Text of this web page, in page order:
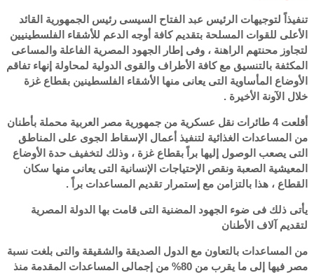
تنفيذاً لتوجيهات الرئيس عبد الفتاح السيسى رئيس الجمهورية القائد
الأعلى للقوات المسلحة بتقديم كافة أوجه الدعم للأشقاء الفلسطينيين
لتجاوز محنتهم الراهنة ، وفى إطار الجهود المصرية الفاعلة والمساعى
المكثفة بالتنسيق مع كافة الأطراف والقوى الدولية لمحاولة إنهاء تفاقم
الأوضاع المأساوية التى يعانى منها الأشقاء الفلسطينين بقطاع غزة
خلال الآونة الأخيرة .
أقلعت 4 طائرات نقل عسكرية من جمهورية مصر العربية محملة بأطنان
من المساعدات الغذائية لتنفيذ أعمال الإسقاط الجوى على المناطق
التى يصعب الوصول إليها براً بقطاع غزة ، وذلك لتخفيف حدة الأوضاع
المعيشية الصعبة ونقص الإحتياجات الإنسانية التى يعانى منها سكان
القطاع ، هذا بالتزامن مع إستمرار تقديم المساعدات براً .
يأتى ذلك فى ضوء الجهود المضنية التى قامت بها الدولة المصرية
لتقديم آلاف الأطنان
من المساعدات بالتعاون مع الدول الصديقة والشقيقة والتى بلغت نسبة
مصر فيها إلى ما يقرب من 80% من إجمالى المساعدات المقدمة منذ